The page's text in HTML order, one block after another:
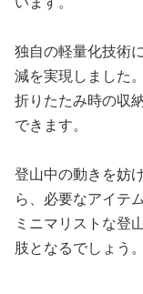
独自の軽量化技術
減を実現しました。
折りたたみ時の収
できます。
登山中の動きを妨
ら、必要なアイテ
ミニマリストな登
肢となるでしょう。